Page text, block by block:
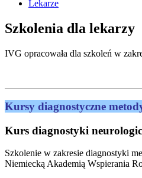
Lekarze
Szkolenia dla lekarzy
IVG opracowała dla szkoleń w
Kursy diagnostyczne
Kurs diagnostyki
Szkolenie w zakresie diagnostyki
Niemiecką Akademią Wspierania